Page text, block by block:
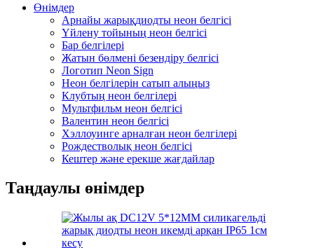
Өнімдер
Арнайы жарықдиодты неон белгісі
Үйлену тойының неон белгісі
Бар белгілері
Жатын бөлмені безендіру белгісі
Логотип Neon Sign
Неон белгілерін сатып алыңыз
Клубтың неон белгілері
Мультфильм неон белгісі
Валентин неон белгісі
Хэллоуинге арналған неон белгілері
Рождестволық неон белгісі
Кештер және ерекше жағдайлар
Таңдаулы өнімдер